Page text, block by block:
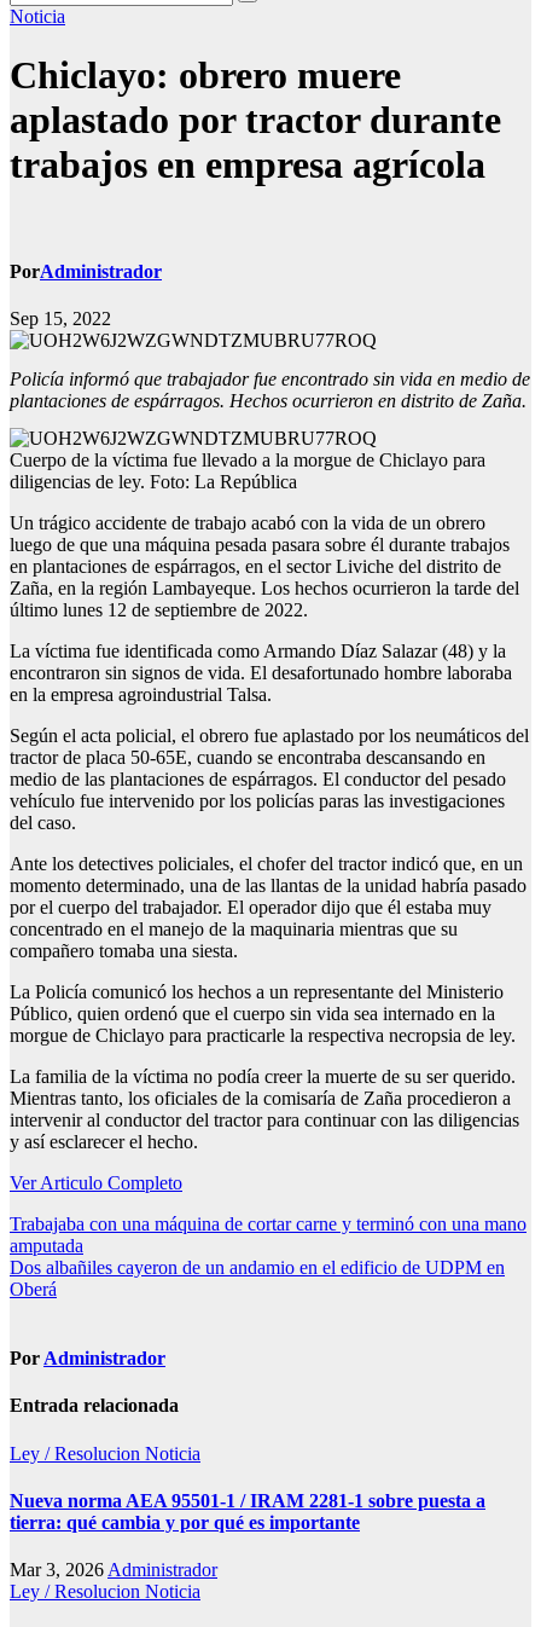
Noticia
Chiclayo: obrero muere
aplastado por tractor durante
trabajos en empresa agrícola
PorAdministrador
Sep 15, 2022
Policía informó que trabajador fue encontrado sin vida en medio de
plantaciones de espárragos. Hechos ocurrieron en distrito de Zaña.
Cuerpo de la víctima fue llevado a la morgue de Chiclayo para
diligencias de ley. Foto: La República
Un trágico accidente de trabajo acabó con la vida de un obrero
luego de que una máquina pesada pasara sobre él durante trabajos
en plantaciones de espárragos, en el sector Liviche del distrito de
Zaña, en la región Lambayeque. Los hechos ocurrieron la tarde del
último lunes 12 de septiembre de 2022.
La víctima fue identificada como Armando Díaz Salazar (48) y la
encontraron sin signos de vida. El desafortunado hombre laboraba
en la empresa agroindustrial Talsa.
Según el acta policial, el obrero fue aplastado por los neumáticos del
tractor de placa 50-65E, cuando se encontraba descansando en
medio de las plantaciones de espárragos. El conductor del pesado
vehículo fue intervenido por los policías paras las investigaciones
del caso.
Ante los detectives policiales, el chofer del tractor indicó que, en un
momento determinado, una de las llantas de la unidad habría pasado
por el cuerpo del trabajador. El operador dijo que él estaba muy
concentrado en el manejo de la maquinaria mientras que su
compañero tomaba una siesta.
La Policía comunicó los hechos a un representante del Ministerio
Público, quien ordenó que el cuerpo sin vida sea internado en la
morgue de Chiclayo para practicarle la respectiva necropsia de ley.
La familia de la víctima no podía creer la muerte de su ser querido.
Mientras tanto, los oficiales de la comisaría de Zaña procedieron a
intervenir al conductor del tractor para continuar con las diligencias
y así esclarecer el hecho.
Ver Articulo Completo
Navegación
de
entradas
Trabajaba con una máquina de cortar carne y terminó con una mano
amputada
Dos albañiles cayeron de un andamio en el edificio de UDPM en
Oberá
Por Administrador
Entrada relacionada
Ley / Resolucion Noticia
Nueva norma AEA 95501-1 / IRAM 2281-1 sobre puesta a
tierra: qué cambia y por qué es importante
Mar 3, 2026 Administrador
Ley / Resolucion Noticia